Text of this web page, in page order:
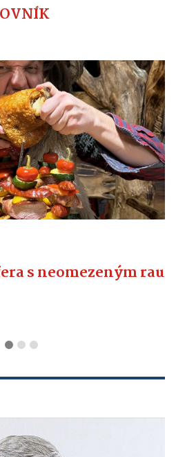
s neomezeným